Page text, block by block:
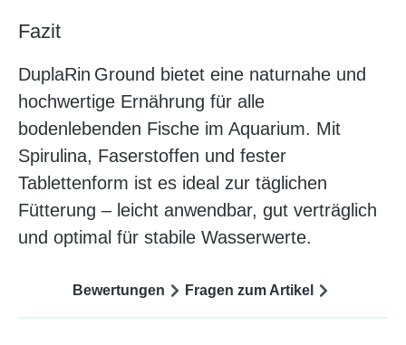
Fazit
DuplaRin Ground bietet eine naturnahe und
hochwertige Ernährung für alle
bodenlebenden Fische im Aquarium. Mit
Spirulina, Faserstoffen und fester
Tablettenform ist es ideal zur täglichen
Fütterung – leicht anwendbar, gut verträglich
und optimal für stabile Wasserwerte.
Bewertungen Fragen zum Artikel